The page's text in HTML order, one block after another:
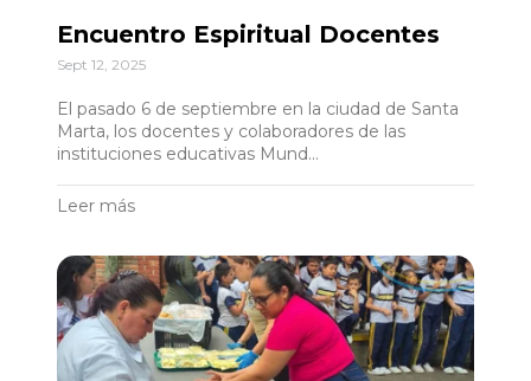
Encuentro Espiritual Docentes
Sept 12, 2025
El pasado 6 de septiembre en la ciudad de Santa
Marta, los docentes y colaboradores de las
instituciones educativas Mund...
Leer más